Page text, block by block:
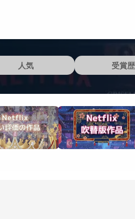
人気 受賞歴